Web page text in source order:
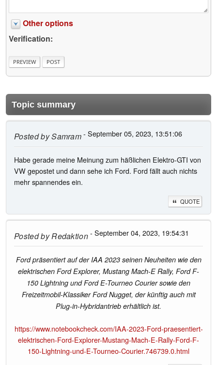
Other options
Verification:
Topic summary
Posted bySamram- September 05, 2023, 13:51:06
Habe gerade meine Meinung zum häßlichen Elektro-GTI von
VW gepostet und dann sehe ich Ford. Ford fällt auch nichts
mehr spannendes ein.
QUOTE
Posted byRedaktion- September 04, 2023, 19:54:31
Ford präsentiert auf der IAA 2023 seinen Neuheiten wie den
elektrischen Ford Explorer, Mustang Mach-E Rally, Ford F-
150 Lightning und Ford E-Tourneo Courier sowie den
Freizeitmobil-Klassiker Ford Nugget, der künftig auch mit
Plug-in-Hybridantrieb erhältlich ist.
https://www.notebookcheck.com/IAA-2023-Ford-praesentiert-
elektrischen-Ford-Explorer-Mustang-Mach-E-Rally-Ford-F-
150-Lightning-und-E-Tourneo-Courier.746739.0.html